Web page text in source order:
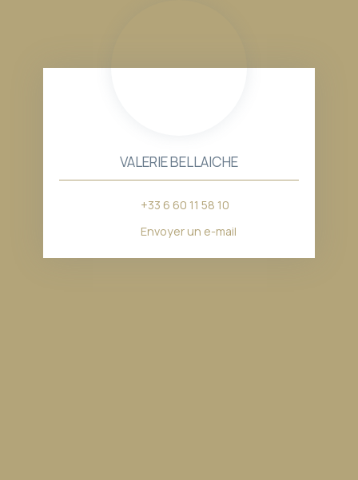
VALERIE BELLAICHE
+33 6 60 11 58 10
Envoyer un e-mail